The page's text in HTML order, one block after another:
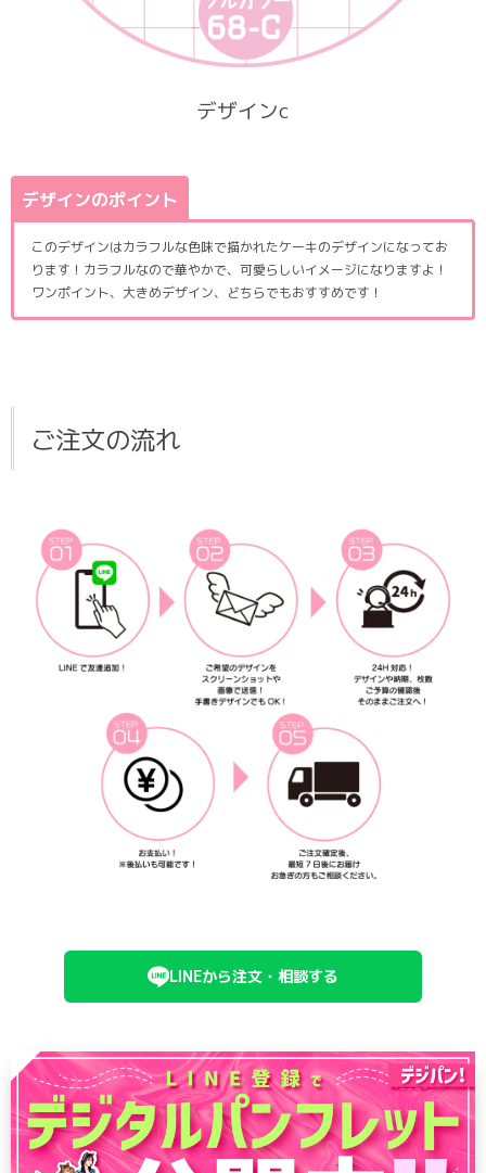
デザインc
デザインのポイント
このデザインはカラフルな色味で描かれたケーキのデザインになってお
ります！カラフルなので華やかで、可愛らしいイメージになりますよ！
ワンポイント、大きめデザイン、どちらでもおすすめです！
ご注文の流れ
LINEから注文・相談する